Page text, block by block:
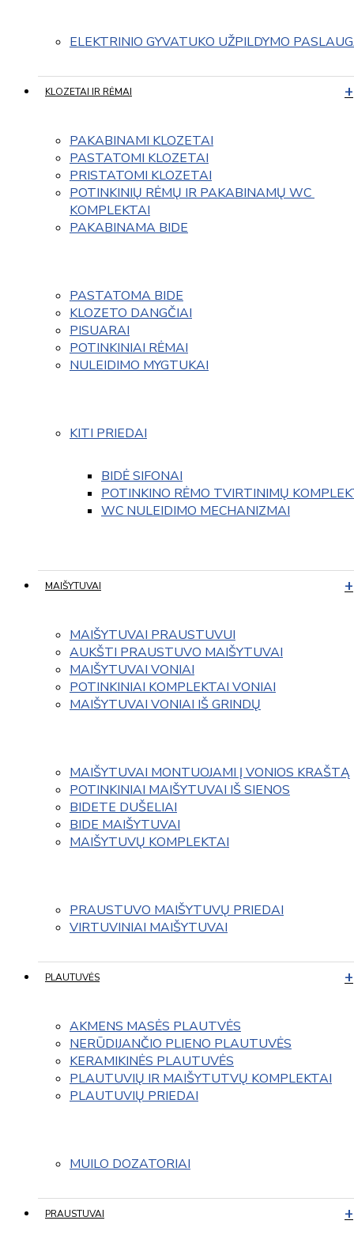
ELEKTRINIO GYVATUKO UŽPILDYMO
KLOZETAI IR RĖMAI
PAKABINAMI KLOZETAI
PASTATOMI KLOZETAI
PRISTATOMI KLOZETAI
POTINKINIŲ RĖMŲ IR PAKABINAMŲ WC
KOMPLEKTAI
PAKABINAMA BIDE
PASTATOMA BIDE
KLOZETO DANGČIAI
PISUARAI
POTINKINIAI RĖMAI
NULEIDIMO MYGTUKAI
KITI PRIEDAI
BIDĖ SIFONAI
POTINKINO RĖMO TVIRTINIMŲ
WC NULEIDIMO MECHANIZMAI
MAIŠYTUVAI
MAIŠYTUVAI PRAUSTUVUI
AUKŠTI PRAUSTUVO MAIŠYTUVAI
MAIŠYTUVAI VONIAI
POTINKINIAI KOMPLEKTAI VONIAI
MAIŠYTUVAI VONIAI IŠ GRINDŲ
MAIŠYTUVAI MONTUOJAMI Į VONIOS KRAŠTĄ
POTINKINIAI MAIŠYTUVAI IŠ SIENOS
BIDETE DUŠELIAI
BIDE MAIŠYTUVAI
MAIŠYTUVŲ KOMPLEKTAI
PRAUSTUVO MAIŠYTUVŲ PRIEDAI
VIRTUVINIAI MAIŠYTUVAI
PLAUTUVĖS
AKMENS MASĖS PLAUTVĖS
NERŪDIJANČIO PLIENO PLAUTUVĖS
KERAMIKINĖS PLAUTUVĖS
PLAUTUVIŲ IR MAIŠYTUTVŲ KOMPLEKTAI
PLAUTUVIŲ PRIEDAI
MUILO DOZATORIAI
PRAUSTUVAI